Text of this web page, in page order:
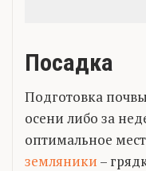
Посадка
Подготовка
осени либо за
оптимальное
земляники –